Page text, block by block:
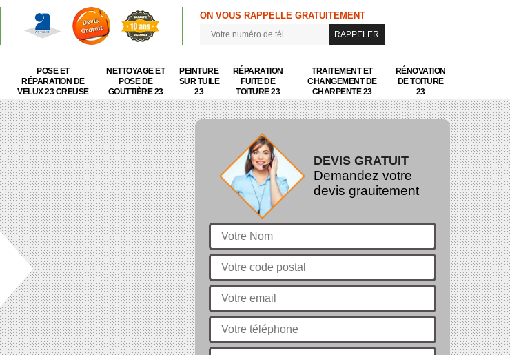
ON VOUS RAPPELLE GRATUITEMENT
POSE ET
RÉPARATION DE
VELUX 23 CREUSE
NETTOYAGE ET
POSE DE
GOUTTIÈRE 23
PEINTURE
SUR TUILE
23
RÉPARATION
FUITE DE
TOITURE 23
TRAITEMENT ET
CHANGEMENT DE
CHARPENTE 23
RÉNOVATION
DE TOITURE
23
DEVIS GRATUIT
Demandez votre
devis grauitement